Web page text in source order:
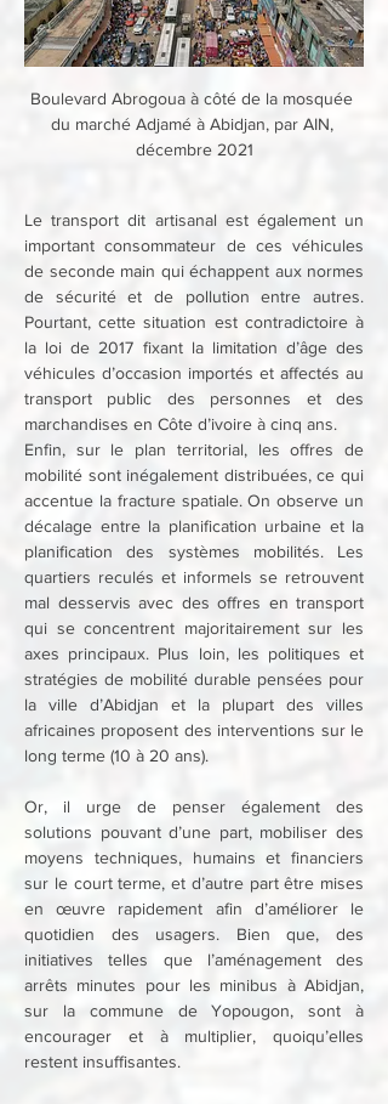
Boulevard Abrogoua à côté de la mosquée
du marché Adjamé à Abidjan, par AIN,
décembre 2021
Le transport dit artisanal est également un
important consommateur de ces véhicules
de seconde main qui échappent aux normes
de sécurité et de pollution entre autres.
Pourtant, cette situation est contradictoire à
la loi de 2017 fixant la limitation d’âge des
véhicules d’occasion importés et affectés au
transport public des personnes et des
marchandises en Côte d’ivoire à cinq ans.
Enfin, sur le plan territorial, les offres de
mobilité sont inégalement distribuées, ce qui
accentue la fracture spatiale. On observe un
décalage entre la planification urbaine et la
planification des systèmes mobilités. Les
quartiers reculés et informels se retrouvent
mal desservis avec des offres en transport
qui se concentrent majoritairement sur les
axes principaux. Plus loin, les politiques et
stratégies de mobilité durable pensées pour
la ville d’Abidjan et la plupart des villes
africaines proposent des interventions sur le
long terme (10 à 20 ans).
Or, il urge de penser également des
solutions pouvant d’une part, mobiliser des
moyens techniques, humains et financiers
sur le court terme, et d’autre part être mises
en œuvre rapidement afin d’améliorer le
quotidien des usagers. Bien que, des
initiatives telles que l’aménagement des
arrêts minutes pour les minibus à Abidjan,
sur la commune de Yopougon, sont à
encourager et à multiplier, quoiqu’elles
restent insuffisantes.